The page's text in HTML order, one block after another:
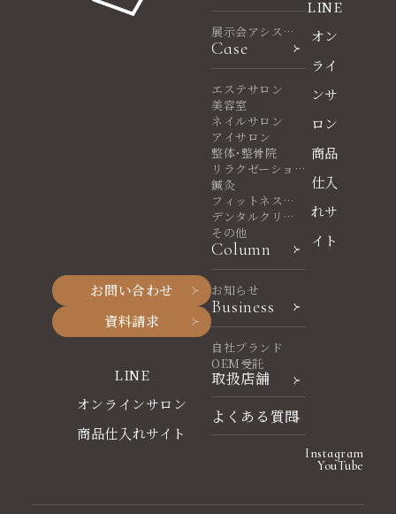
お問い合わせ
資料請求
LINE
オンラインサロン
商品仕入れサイト
展示会アシスタ
ント
Case
エステサロン
美容室
ネイルサロン
アイサロン
整体・整骨院
リラクゼーショ
ンサロン
鍼灸
フィットネスヨ
ガ
デンタルクリニ
ック
その他
Column
お知らせ
Business
自社ブランド
OEM受託
取扱店舗
よくある質問
LINE
オン
ライ
ンサ
ロン
商品
仕入
れサ
イト
Instagram
YouTube